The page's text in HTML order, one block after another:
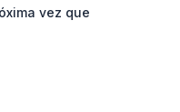
vez que